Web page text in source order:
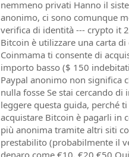
nemmeno privati Hanno il
anonimo, ci sono comunque
verifica di identità --- crypto it
Bitcoin è utilizzare una carta
Coinmama ti consente di
importo basso ($ 150
Paypal anonimo non significa
nulla fosse Se stai cercando
leggere questa guida, perché
acquistare Bitcoin è pagarli in
più anonima tramite altri siti
prestabilito (probabilmente il
denaro come €10, €20 €50